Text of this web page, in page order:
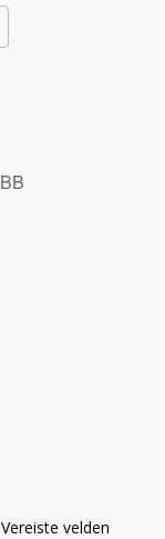
Vereiste velden